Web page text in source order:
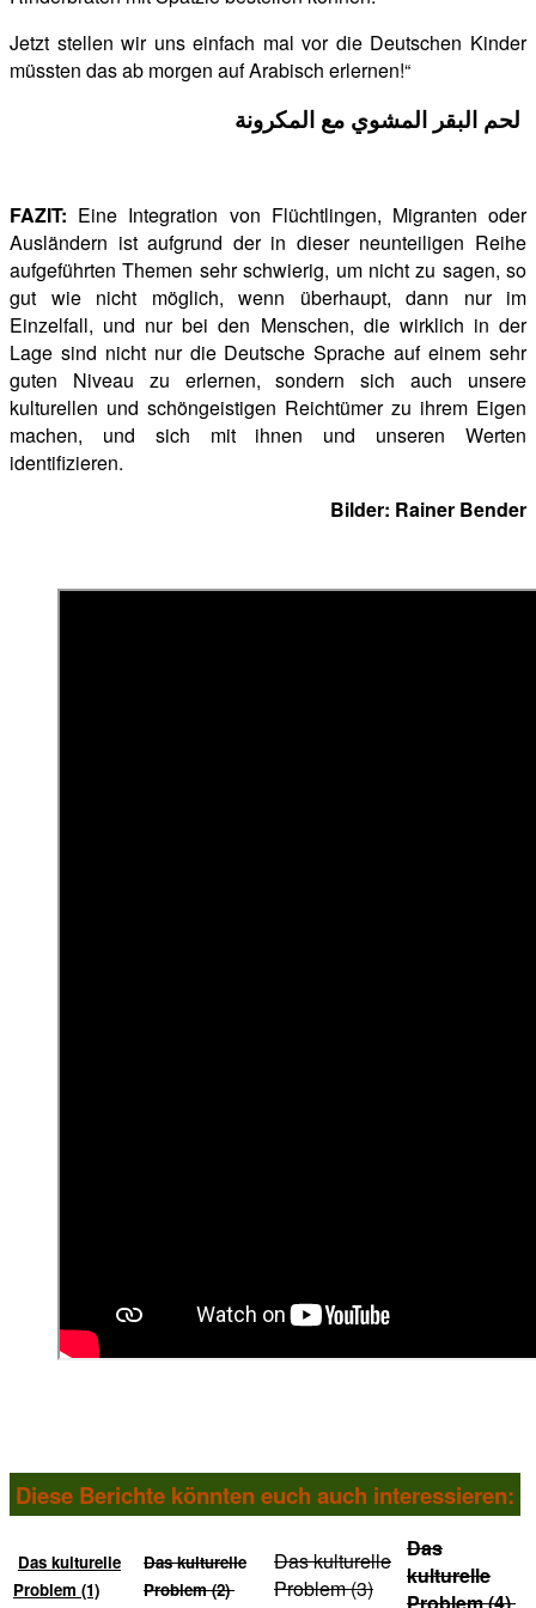
Jetzt stellen wir uns einfach mal vor die Deutschen Kinder
müssten das ab morgen auf Arabisch erlernen!“
FAZIT: Eine Integration von Flüchtlingen, Migranten oder
Ausländern ist aufgrund der in dieser neunteiligen Reihe
aufgeführten Themen sehr schwierig, um nicht zu sagen, so
gut wie nicht möglich, wenn überhaupt, dann nur im
Einzelfall, und nur bei den Menschen, die wirklich in der
Lage sind nicht nur die Deutsche Sprache auf einem sehr
guten Niveau zu erlernen, sondern sich auch unsere
kulturellen und schöngeistigen Reichtümer zu ihrem Eigen
machen, und sich mit ihnen und unseren Werten
identifizieren.
Bilder: Rainer Bender
Diese Berichte könnten euch auch interessieren:
Das kulturelle
Problem (1)
Das kulturelle
Problem (2)
Das kulturelle
Problem (3)
Das
kulturelle
Problem (4)